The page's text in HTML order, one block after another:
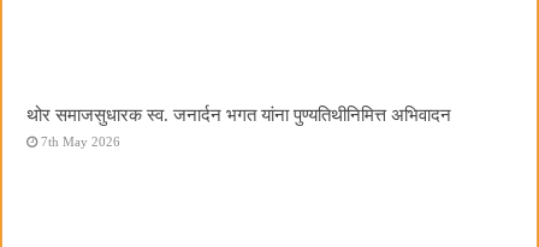
थोर समाजसुधारक स्व. जनार्दन भगत यांना पुण्यतिथीनिमित्त अभिवादन
7th May 2026